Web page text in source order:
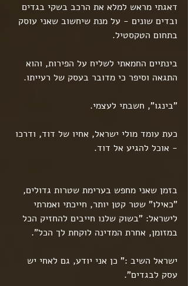
דאגתי מראש למלא את הרכב בשקי בגדים
ובדים שונים - על מנת שיחשוב שאני עוסק
בתחום הטקסטיל.
בינתיים החמאתי לשליח על הפירות, והוא
התגאה וסיפר כי מדובר בעסק של רעייתו.
"בינגו", חשבתי לעצמי.
כעת עומד מולי ישראל, אחיו של דוד, ודרכו
- אוכל להגיע אל דוד.
בזמן שאני מחפש בערימת שטרות גדולים,
"כאילו" שטר קטן יותר, חייכתי ואמרתי
לישראל: "בשוק שלנו חייבים להחזיק הכל
במזומן, אחרת המדינה לוקחת לך הכל".
ישראל השיב :" כן אני יודע, גם לאחי יש
עסק לבגדים".